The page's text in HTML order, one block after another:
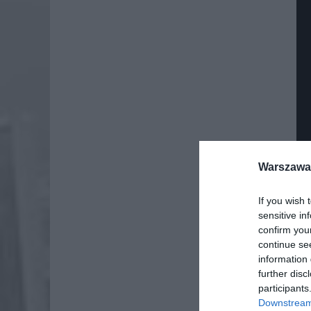
If you wish
sensitive
confirm
continue
information
further